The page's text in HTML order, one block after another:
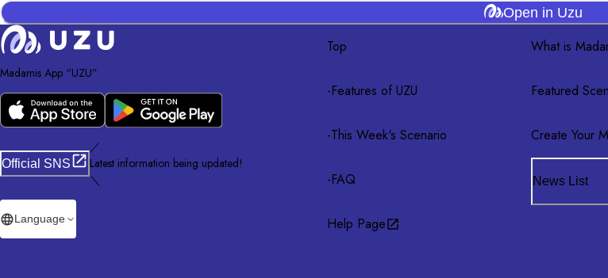
Open in Uzu
Madamis App “UZU”
Official SNS
／
Latest information being updated!
＼
Language
Top
-Features of UZU
-This Week's Scenario
-FAQ
Help Page
What is
Featured
Create Your
News List